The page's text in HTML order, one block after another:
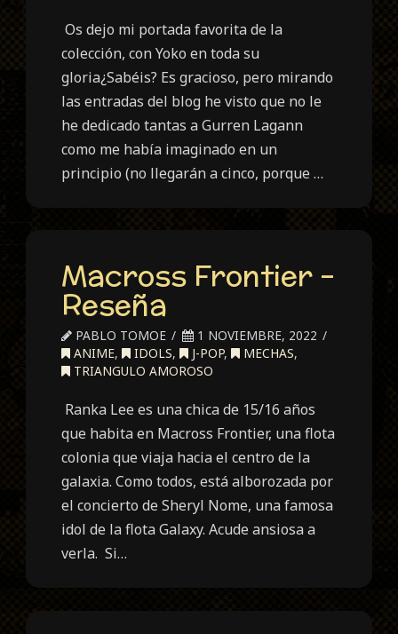
Os dejo mi portada favorita de la
colección, con Yoko en toda su
gloria¿Sabéis? Es gracioso, pero mirando
las entradas del blog he visto que no le
he dedicado tantas a Gurren Lagann
como me había imaginado en un
principio (no llegarán a cinco, porque …
Macross Frontier –
Reseña
PABLO TOMOE
1 NOVIEMBRE, 2022
ANIME, IDOLS, J-POP, MECHAS,
TRIANGULO AMOROSO
Ranka Lee es una chica de 15/16 años
que habita en Macross Frontier, una flota
colonia que viaja hacia el centro de la
galaxia. Como todos, está alborozada por
el concierto de Sheryl Nome, una famosa
idol de la flota Galaxy. Acude ansiosa a
verla. Si…